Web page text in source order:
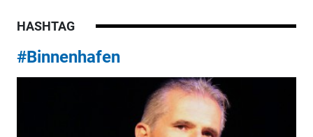
HASHTAG
#Binnenhafen